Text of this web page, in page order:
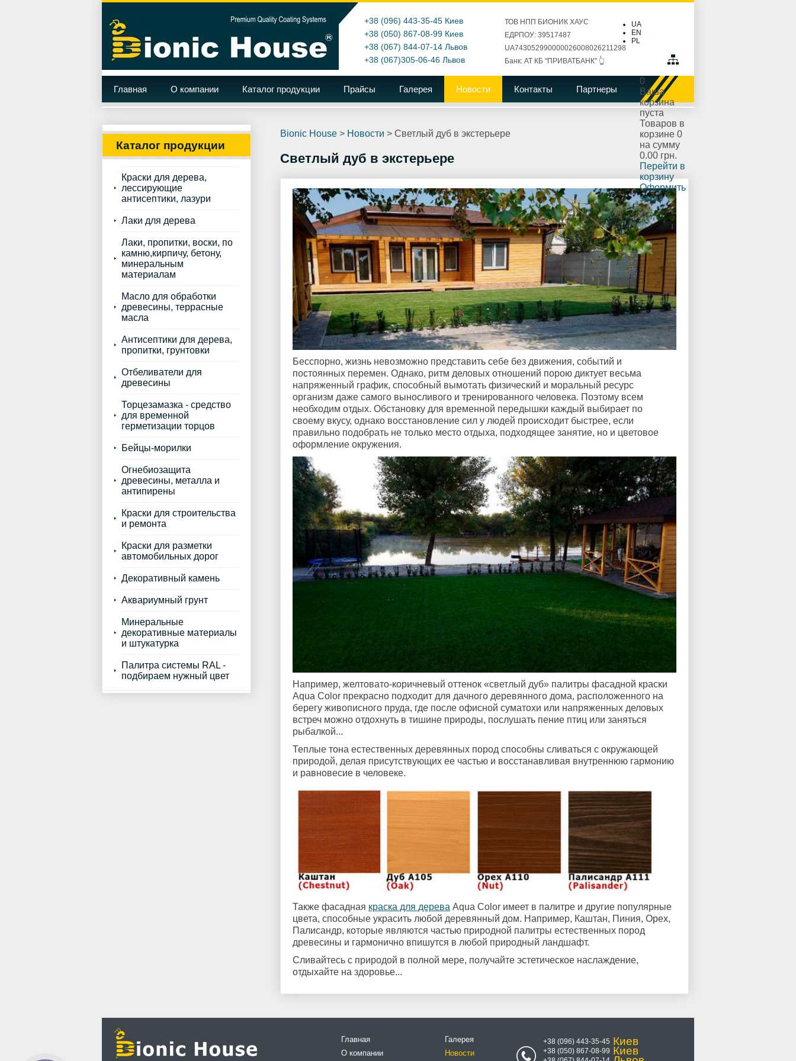
UA
EN
PL
+38 (096) 443-35-45 Киев
+38 (050) 867-08-99 Киев
+38 (067) 844-07-14 Львов
+38 (067)305-06-46 Львов
ТОВ НПП БИОНИК ХАУС
ЕДРПОУ: 39517487
UA743052990000026008026211298
Банк: АТ КБ "ПРИВАТБАНК" 👆
Главная О компании Каталог продукции Прайсы Галерея Новости Контакты Партнеры
0
Ваша
корзина
пуста
Товаров в
корзине 0
на сумму
0.00 грн.
Перейти в
корзину
Оформить
заказ
Каталог продукции
Краски для дерева,
лессирующие
антисептики, лазури
Лаки для дерева
Лаки, пропитки, воски, по
камню,кирпичу, бетону,
минеральным
материалам
Масло для обработки
древесины, террасные
масла
Антисептики для дерева,
пропитки, грунтовки
Отбеливатели для
древесины
Торцезамазка - средство
для временной
герметизации торцов
Бейцы-морилки
Огнебиозащита
древесины, металла и
антипирены
Краски для строительства
и ремонта
Краски для разметки
автомобильных дорог
Декоративный камень
Аквариумный грунт
Минеральные
декоративные материалы
и штукатурка
Палитра системы RAL -
подбираем нужный цвет
Bionic House > Новости > Светлый дуб в экстерьере
Светлый дуб в экстерьере
Бесспорно, жизнь невозможно представить себе без движения, событий и
постоянных перемен. Однако, ритм деловых отношений порою диктует весьма
напряженный график, способный вымотать физический и моральный ресурс
организм даже самого выносливого и тренированного человека. Поэтому всем
необходим отдых. Обстановку для временной передышки каждый выбирает по
своему вкусу, однако восстановление сил у людей происходит быстрее, если
правильно подобрать не только место отдыха, подходящее занятие, но и цветовое
оформление окружения.
Например, желтовато-коричневый оттенок «светлый дуб» палитры фасадной краски
Aqua Color прекрасно подходит для дачного деревянного дома, расположенного на
берегу живописного пруда, где после офисной суматохи или напряженных деловых
встреч можно отдохнуть в тишине природы, послушать пение птиц или заняться
рыбалкой...
Теплые тона естественных деревянных пород способны сливаться с окружающей
природой, делая присутствующих ее частью и восстанавливая внутреннюю гармонию
и равновесие в человеке.
Также фасадная краска для дерева Aqua Color имеет в палитре и другие популярные
цвета, способные украсить любой деревянный дом. Например, Каштан, Пиния, Орех,
Палисандр, которые являются частью природной палитры естественных пород
древесины и гармонично впишутся в любой природный ландшафт.
Сливайтесь с природой в полной мере, получайте эстетическое наслаждение,
отдыхайте на здоровье...
Главная
О компании
Галерея
Новости
+38 (096) 443-35-45 Киев
+38 (050) 867-08-99 Киев